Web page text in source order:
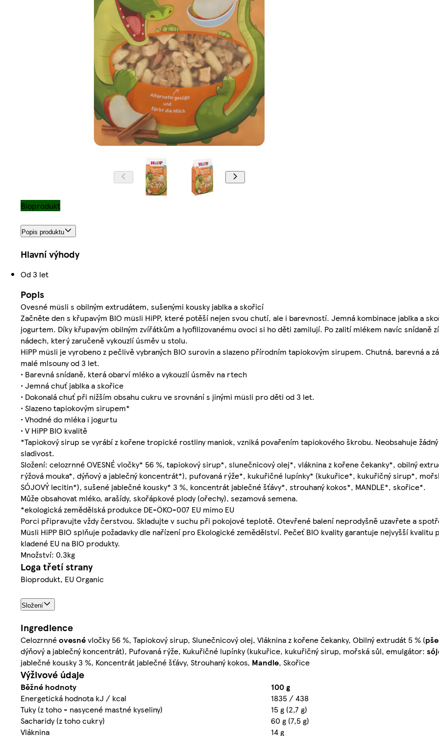
Bioprodukt
Popis produktu
Hlavní výhody
Od 3 let
Popis
Ovesné müsli s obilným extrudátem, sušenými kousky jablka a skořicí
Začněte den s křupavým BIO müsli HiPP, které potěší nejen svou chutí, ale i barevností. Jemná kombinace jablka a
jogurtem. Díky křupavým obilným zvířátkům a lyofilizovanému ovoci si ho děti zamilují. Po zalití mlékem navíc snídaně
nádech, který zaručeně vykouzlí úsměv u stolu.
HiPP müsli je vyrobeno z pečlivě vybraných BIO surovin a slazeno přírodním tapiokovým sirupem. Chutná, barevná a
malé mlsouny od 3 let.
• Barevná snídaně, která obarví mléko a vykouzlí úsměv na rtech
• Jemná chuť jablka a skořice
• Dokonalá chuť při nižším obsahu cukru ve srovnání s jinými müsli pro děti od 3 let.
• Slazeno tapiokovým sirupem*
• Vhodné do mléka i jogurtu
• V HiPP BIO kvalitě
*Tapiokový sirup se vyrábí z kořene tropické rostliny maniok, vzniká povařením tapiokového škrobu. Neobsahuje
sladivost.
Složení: celozrnné OVESNÉ vločky* 56 %, tapiokový sirup*, slunečnicový olej*, vláknina z kořene čekanky*, obilný
rýžová mouka*, dýňový a jablečný koncentrát*), pufovaná rýže*, kukuřičné lupínky* (kukuřice*, kukuřičný sirup*,
SÓJOVÝ lecitin*), sušené jablečné kousky* 3 %, koncentrát jablečné šťávy*, strouhaný kokos*, MANDLE*, skořice*.
Může obsahovat mléko, arašídy, skořápkové plody (ořechy), sezamová semena.
*ekologická zemědělská produkce DE-ÖKO-007 EU mimo EU
Porci připravujte vždy čerstvou. Skladujte v suchu při pokojové teplotě. Otevřené balení neprodyšně uzavřete a
Müsli HiPP BIO splňuje požadavky dle nařízení pro Ekologické zemědělství. Pečeť BIO kvality garantuje nejvyšší kvalitu
kladené EU na BIO produkty.
Množství: 0.3kg
Loga třetí strany
Bioprodukt, EU Organic
Složení
Ingredience
Celozrnnéovesnévločky 56 %, Tapiokový sirup, Slunečnicový olej, Vláknina z kořene čekanky, Obilný extrudát 5 % (
dýňový a jablečný koncentrát), Pufovaná rýže, Kukuřičné lupínky (kukuřice, kukuřičný sirup, mořská sůl, emulgátor:
jablečné kousky 3 %, Koncentrát jablečné šťávy, Strouhaný kokos, Mandle, Skořice
Výživové údaje
Běžné hodnoty
100 g
Energetická hodnota kJ / kcal
1835 / 438
Tuky (z toho - nasycené mastné kyseliny)
15 g (2,7 g)
Sacharidy (z toho cukry)
60 g (7,5 g)
Vláknina
14 g